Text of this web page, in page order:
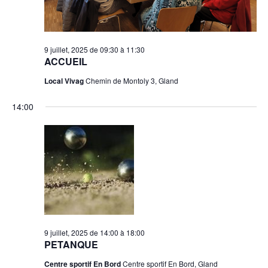
ACCUEIL
9 juillet, 2025 de 09:30 à 11:30
Local VivagChemin de Montoly 3, Gland
14:00
PETANQUE
9 juillet, 2025 de 14:00 à 18:00
Centre sportif En BordCentre sportif En Bord, Gland